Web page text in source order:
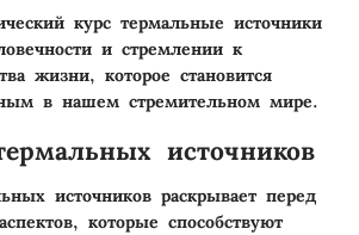
курс термальные источники
и стремлении к
жизни, которое становится
в нашем стремительном мире.
источников
источников раскрывает перед
которые способствуют